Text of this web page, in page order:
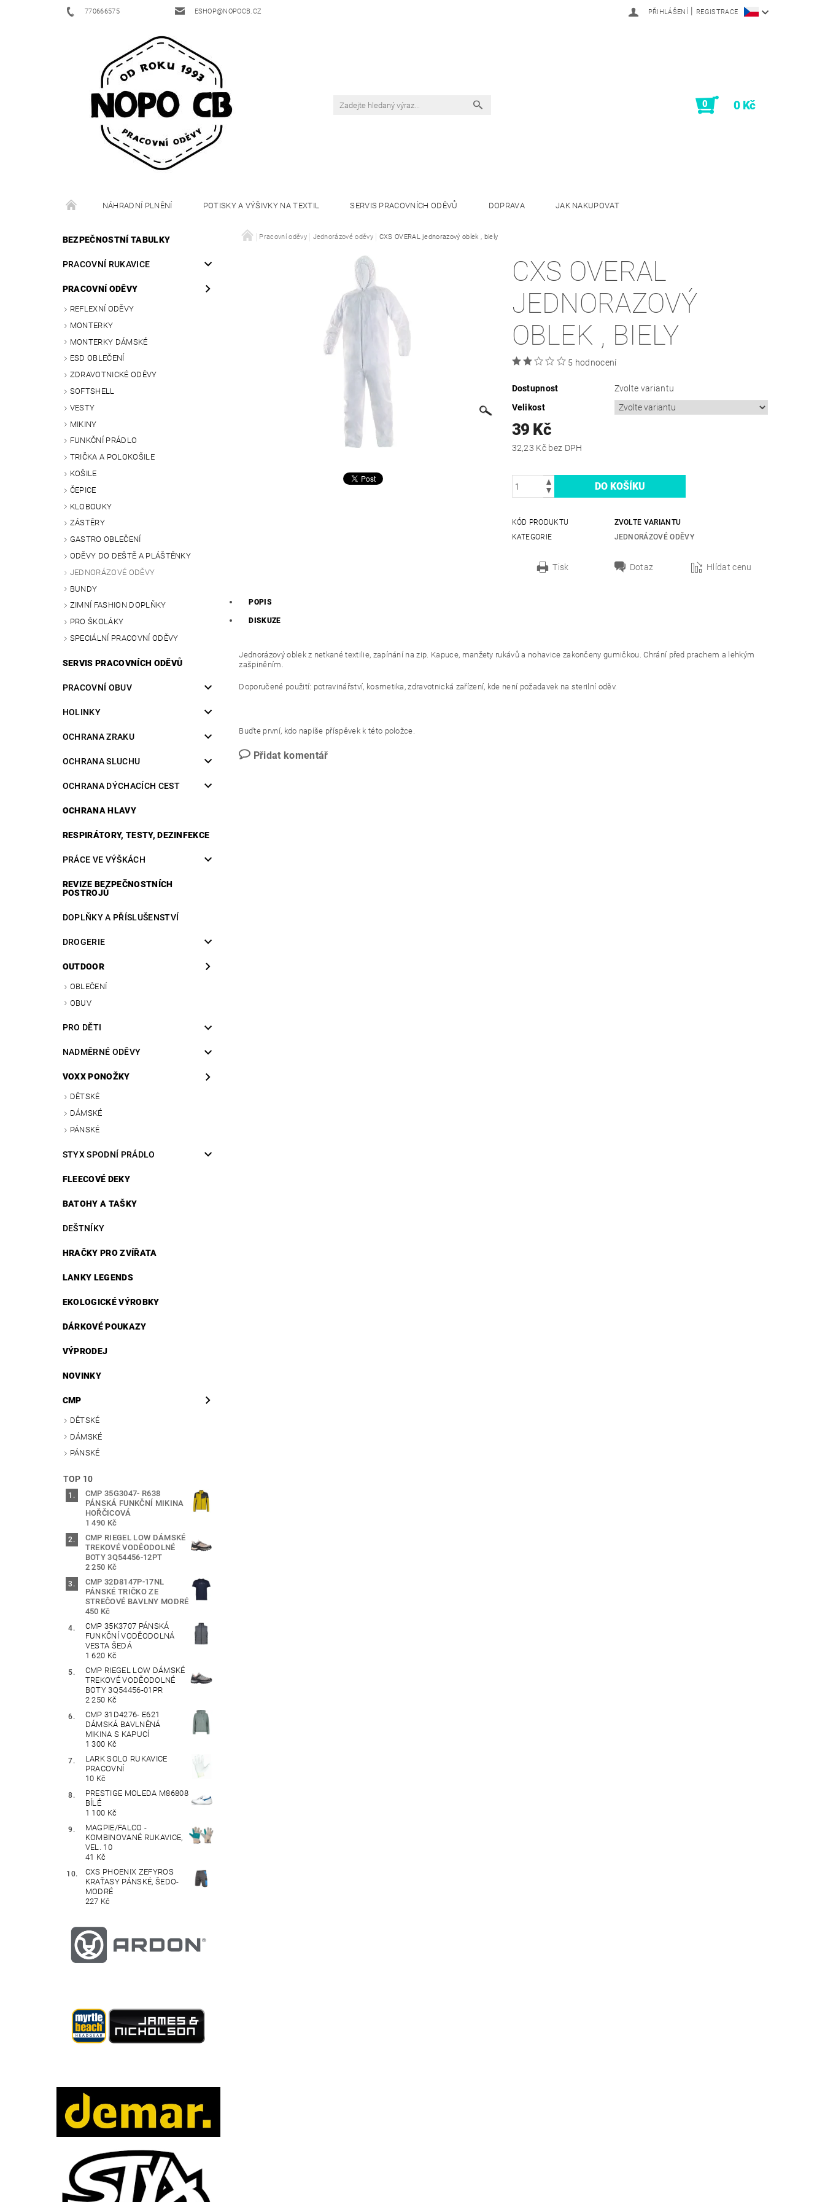
770666575 ESHOP@NOPOCB.CZ PŘIHLÁŠENÍ | REGISTRACE
0 0 Kč
NÁHRADNÍ PLNĚNÍ POTISKY A VÝŠIVKY NA TEXTIL SERVIS PRACOVNÍCH ODĚVŮ DOPRAVA JAK NAKUPOVAT
BEZPEČNOSTNÍ TABULKY
PRACOVNÍ RUKAVICE
PRACOVNÍ ODĚVY
REFLEXNÍ ODĚVY
MONTERKY
MONTERKY DÁMSKÉ
ESD OBLEČENÍ
ZDRAVOTNICKÉ ODĚVY
SOFTSHELL
VESTY
MIKINY
FUNKČNÍ PRÁDLO
TRIČKA A POLOKOŠILE
KOŠILE
ČEPICE
KLOBOUKY
ZÁSTĚRY
GASTRO OBLEČENÍ
ODĚVY DO DEŠTĚ A PLÁŠTĚNKY
JEDNORÁZOVÉ ODĚVY
BUNDY
ZIMNÍ FASHION DOPLŇKY
PRO ŠKOLÁKY
SPECIÁLNÍ PRACOVNÍ ODĚVY
SERVIS PRACOVNÍCH ODĚVŮ
PRACOVNÍ OBUV
HOLINKY
OCHRANA ZRAKU
OCHRANA SLUCHU
OCHRANA DÝCHACÍCH CEST
OCHRANA HLAVY
RESPIRÁTORY, TESTY, DEZINFEKCE
PRÁCE VE VÝŠKÁCH
REVIZE BEZPEČNOSTNÍCH
POSTROJŮ
DOPLŇKY A PŘÍSLUŠENSTVÍ
DROGERIE
OUTDOOR
OBLEČENÍ
OBUV
PRO DĚTI
NADMĚRNÉ ODĚVY
VOXX PONOŽKY
DĚTSKÉ
DÁMSKÉ
PÁNSKÉ
STYX SPODNÍ PRÁDLO
FLEECOVÉ DEKY
BATOHY A TAŠKY
DEŠTNÍKY
HRAČKY PRO ZVÍŘATA
LANKY LEGENDS
EKOLOGICKÉ VÝROBKY
DÁRKOVÉ POUKAZY
VÝPRODEJ
NOVINKY
CMP
DĚTSKÉ
DÁMSKÉ
PÁNSKÉ
TOP 10
CMP 35G3047- R638
PÁNSKÁ FUNKČNÍ MIKINA
HOŘČICOVÁ
1 490 Kč
CMP RIEGEL LOW DÁMSKÉ
TREKOVÉ VODĚODOLNÉ
BOTY 3Q54456-12PT
2 250 Kč
CMP 32D8147P-17NL
PÁNSKÉ TRIČKO ZE
STREČOVÉ BAVLNY MODRÉ
450 Kč
CMP 35K3707 PÁNSKÁ
FUNKČNÍ VODĚODOLNÁ
VESTA ŠEDÁ
1 620 Kč
CMP RIEGEL LOW DÁMSKÉ
TREKOVÉ VODĚODOLNÉ
BOTY 3Q54456-01PR
2 250 Kč
CMP 31D4276- E621
DÁMSKÁ BAVLNĚNÁ
MIKINA S KAPUCÍ
1 300 Kč
LARK SOLO RUKAVICE
PRACOVNÍ
10 Kč
PRESTIGE MOLEDA M86808
BÍLÉ
1 100 Kč
MAGPIE/FALCO -
KOMBINOVANÉ RUKAVICE,
VEL. 10
41 Kč
CXS PHOENIX ZEFYROS
KRAŤASY PÁNSKÉ, ŠEDO-
MODRÉ
227 Kč
Pracovní oděvy Jednorázové oděvy CXS OVERAL jednorazový oblek , biely
CXS OVERAL
JEDNORAZOVÝ
OBLEK , BIELY
5 hodnocení
Dostupnost
Zvolte variantu
Velikost
39 Kč
32,23 Kč bez DPH
KÓD PRODUKTU
ZVOLTE VARIANTU
KATEGORIE
JEDNORÁZOVÉ ODĚVY
Tisk Dotaz Hlídat cenu
POPIS
DISKUZE
Jednorázový oblek z netkané textilie, zapínání na zip. Kapuce, manžety rukávů a nohavice zakončeny gumičkou. Chrání před prachem a lehkým
zašpiněním.
Doporučené použití: potravinářství, kosmetika, zdravotnická zařízení, kde není požadavek na sterilní oděv.
Buďte první, kdo napíše příspěvek k této položce.
Přidat komentář